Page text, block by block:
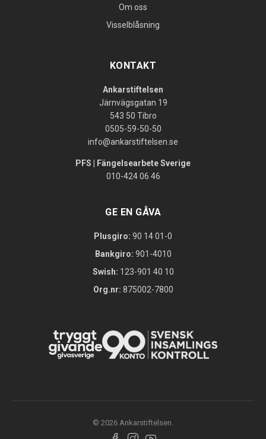
Om oss
Visselblåsning
KONTAKT
Ankarstiftelsen
Järnvägsgatan 19
543 50 Tibro
0505-59-50-50
info@ankarstiftelsen.se
PFS | Fängelsearbete Sverige
010-424 06 46
GE EN GÅVA
Plusgiro: 90 14 01-0
Bankgiro: 901-4010
Swish: 123-901 40 10
Org.nr: 875002-7800
© 2026 Ankarstiftelsen.